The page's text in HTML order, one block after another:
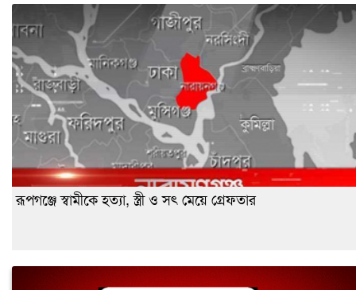
রূপগঞ্জে স্বামীকে হত্যা, স্ত্রী ও সৎ মেয়ে গ্রেফতার